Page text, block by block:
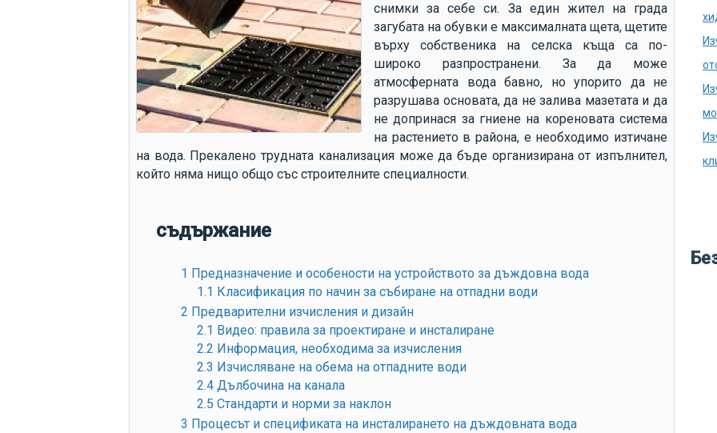
снимки за себе си. За един жител на града
загубата на обувки е максималната щета, щетите
върху собственика на селска къща са по-
широко разпространени. За да може
атмосферната вода бавно, но упорито да не
разрушава основата, да не залива мазетата и да
не допринася за гниене на кореновата система
на растението в района, е необходимо изтичане
на вода. Прекалено трудната канализация може да бъде организирана от изпълнител,
който няма нищо общо със строителните специалности.
съдържание
1 Предназначение и особености на устройството за дъждовна вода
1.1 Класификация по начин за събиране на отпадни води
2 Предварителни изчисления и дизайн
2.1 Видео: правила за проектиране и инсталиране
2.2 Информация, необходима за изчисления
2.3 Изчисляване на обема на отпадните води
2.4 Дълбочина на канала
2.5 Стандарти и норми за наклон
3 Процесът и спецификата на инсталирането на дъждовната вода